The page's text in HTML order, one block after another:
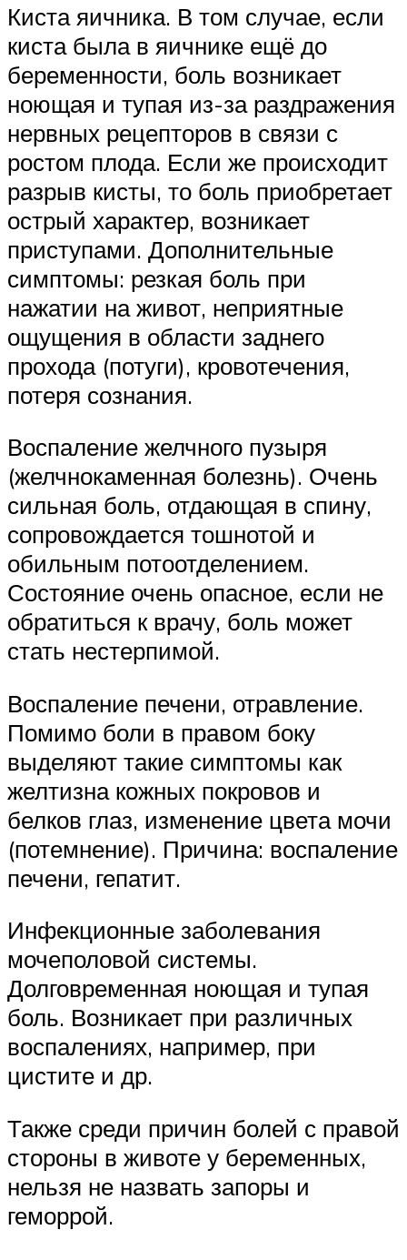
Киста яичника. В том случае, если
киста была в яичнике ещё до
беременности, боль возникает
ноющая и тупая из-за раздражения
нервных рецепторов в связи с
ростом плода. Если же происходит
разрыв кисты, то боль приобретает
острый характер, возникает
приступами. Дополнительные
симптомы: резкая боль при
нажатии на живот, неприятные
ощущения в области заднего
прохода (потуги), кровотечения,
потеря сознания.
Воспаление желчного пузыря
(желчнокаменная болезнь). Очень
сильная боль, отдающая в спину,
сопровождается тошнотой и
обильным потоотделением.
Состояние очень опасное, если не
обратиться к врачу, боль может
стать нестерпимой.
Воспаление печени, отравление.
Помимо боли в правом боку
выделяют такие симптомы как
желтизна кожных покровов и
белков глаз, изменение цвета мочи
(потемнение). Причина: воспаление
печени, гепатит.
Инфекционные заболевания
мочеполовой системы.
Долговременная ноющая и тупая
боль. Возникает при различных
воспалениях, например, при
цистите и др.
Также среди причин болей с правой
стороны в животе у беременных,
нельзя не назвать запоры и
геморрой.